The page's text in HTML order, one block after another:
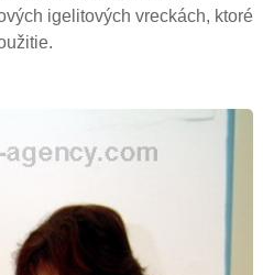
igelitových vreckách, ktoré